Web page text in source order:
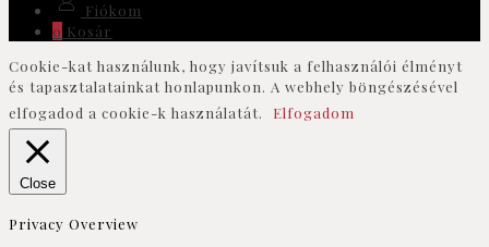
Fiókom
0 Kosár
Cookie-kat használunk, hogy javítsuk a felhasználói élményt
és tapasztalatainkat honlapunkon. A webhely böngészésével
elfogadod a cookie-k használatát.
Elfogadom
Close
Privacy Overview